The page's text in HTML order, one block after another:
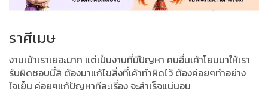
ราศีเมษ
งานเข้าเราเยอะมาก แต่เป็นงานที่มีปัญหา คนอื่นเค้าโยนมาให้เรา
รับผิดชอบนี่สิ ต้องมาแก้ไขสิ่งที่เค้าทำผิดไว้ ต้องค่อยๆทำอย่าง
ใจเย็น ค่อยๆแก้ปัญหาทีละเรี่อง จะสำเร็จแน่นอน